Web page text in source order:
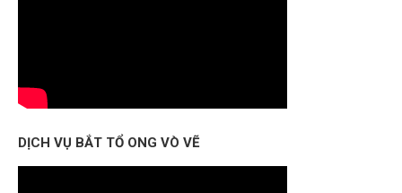
DỊCH VỤ BẮT TỔ ONG VÒ VẼ